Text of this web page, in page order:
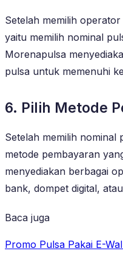
Setelah memilih
yaitu memilih nominal
Morenapulsa
pulsa untuk memenuhi
6. Pilih Metode
Setelah memilih nominal
metode pembayaran
menyediakan berbagai
bank, dompet digital,
Baca juga
Promo Pulsa Pakai E-